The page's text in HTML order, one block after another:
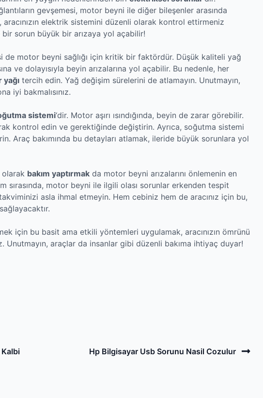
gevşemesi, motor beyni ile diğer bileşenler arasında
elektrik sistemini düzenli olarak kontrol ettirmeniz
sorun büyük bir arızaya yol açabilir!
de motor beyni sağlığı için kritik bir faktördür. Düşük kaliteli yağ
ve dolayısıyla beyin arızalarına yol açabilir. Bu nedenle, her
tercih edin. Yağ değişim sürelerini de atlamayın. Unutmayın,
iyi bakmalısınız.
sistemi‘dir. Motor aşırı ısındığında, beyin de zarar görebilir.
kontrol edin ve gerektiğinde değiştirin. Ayrıca, soğutma sistemi
Araç bakımında bu detayları atlamak, ileride büyük sorunlara yol
olarak bakım yaptırmak da motor beyni arızalarını önlemenin en
sırasında, motor beyni ile ilgili olası sorunlar erkenden tespit
asla ihmal etmeyin. Hem cebiniz hem de aracınız için bu,
için bu basit ama etkili yöntemleri uygulamak, aracınızın ömrünü
Unutmayın, araçlar da insanlar gibi düzenli bakıma ihtiyaç duyar!
Kalbi
Next
Hp Bilgisayar Usb Sorunu Nasil Cozulur